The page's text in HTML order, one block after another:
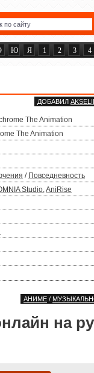
Ю Я 1 2 3 4
ДОБАВИЛ
The Animation
The Animation
/ Повседневность
Studio,AniRise
АНИМЕ /
на